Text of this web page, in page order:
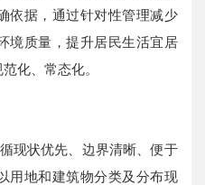
依据，通过针对性管理减少
境质量，提升居民生活宜居
化、常态化。
现状优先、边界清晰、便于
用地和建筑物分类及分布现